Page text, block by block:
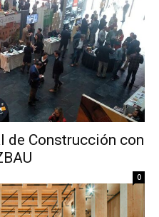
de Construcción con
0